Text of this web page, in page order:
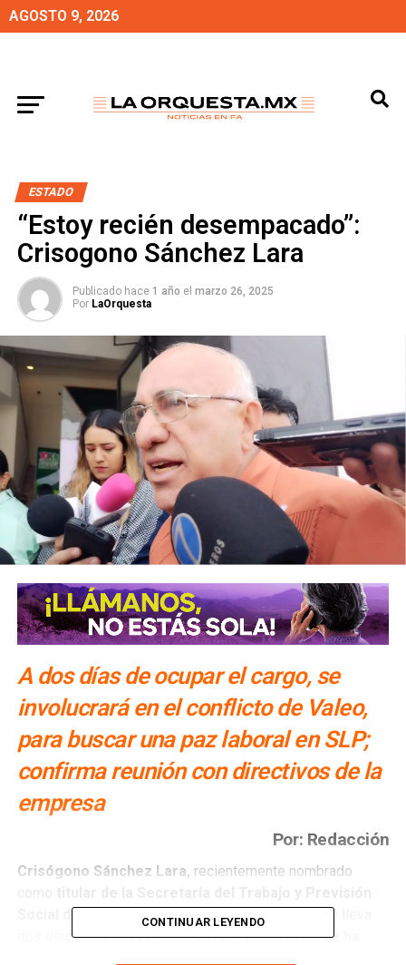
AGOSTO 9, 2026
ESTADO
“Estoy recién desempacado”:
Crisogono Sánchez Lara
Publicado hace 1 año el marzo 26, 2025
Por LaOrquesta
A dos días de ocupar el cargo, se
involucrará en el conflicto de Valeo,
para buscar una paz laboral en SLP;
confirma reunión con directivos de la
empresa
Por: Redacción
Crisógono Sánchez Lara, recientemente nombrado
Social de San Luis Potosí (STPS),mencionó que lleva
dos días en su nueva encomienda. No obstante,se ha
CONTINUAR LEYENDO